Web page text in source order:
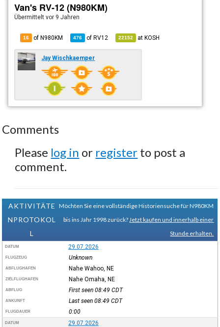
Van's RV-12 (N980KM)
Übermitteltvor 9 Jahren
16 of N980KM 476 ofRV12 22152 atKOSH
Jay Wischkaemper
Comments
Please log in or register to post a
comment.
AKTIVITÄTE
NPROTOKOL
L
Möchten Sie eine vollständige Historiensuche für N980KM
bis ins Jahr 1998 zurück? Jetzt kaufen und innerhalb einer
Stunde erhalten.
DATUM 29.07.2026
FLUGZEUG Unknown
ABFLUGHAFEN Nahe Wahoo, NE
ZIELFLUGHAFEN Nahe Omaha, NE
ABFLUG First seen 08:49 CDT
ANKUNFT Last seen 08:49 CDT
FLUGDAUER 0:00
DATUM 29.07.2026